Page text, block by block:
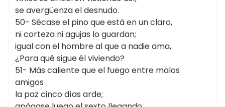
se avergüenza el desnudo.
50- Sécase el pino que está en un claro,
ni corteza ni agujas lo guardan;
igual con el hombre al que a nadie ama,
¿Para qué sigue él viviendo?
51- Más caliente que el fuego entre malos
amigos
la paz cinco días arde;